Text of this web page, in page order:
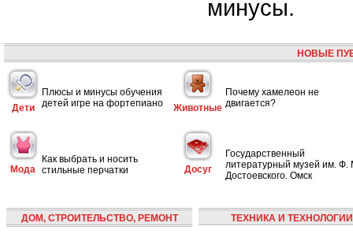
минусы.
НОВЫЕ
Дети
Плюсы и минусы обучения
детей игре на фортепиано
Животные
Почему хамелеон не
двигается?
Мода
Как выбрать и носить
стильные перчатки
Досуг
Государственный
литературный музей им. Ф.
Достоевского. Омск
ДОМ, СТРОИТЕЛЬСТВО, РЕМОНТ ТЕХНИКА И ТЕХНОЛОГИИ